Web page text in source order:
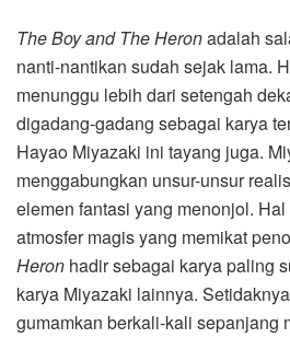
The Boy and The Heronadalah
nanti-nantikan sudah sejak lama.
menunggu lebih dari setengah
digadang-gadang sebagai karya
Hayao Miyazaki ini tayang juga.
menggabungkan unsur-unsur
elemen fantasi yang menonjol.
atmosfer magis yang memikat
Heron hadir sebagai karya paling
karya Miyazaki lainnya.
gumamkan berkali-kali sepanjang